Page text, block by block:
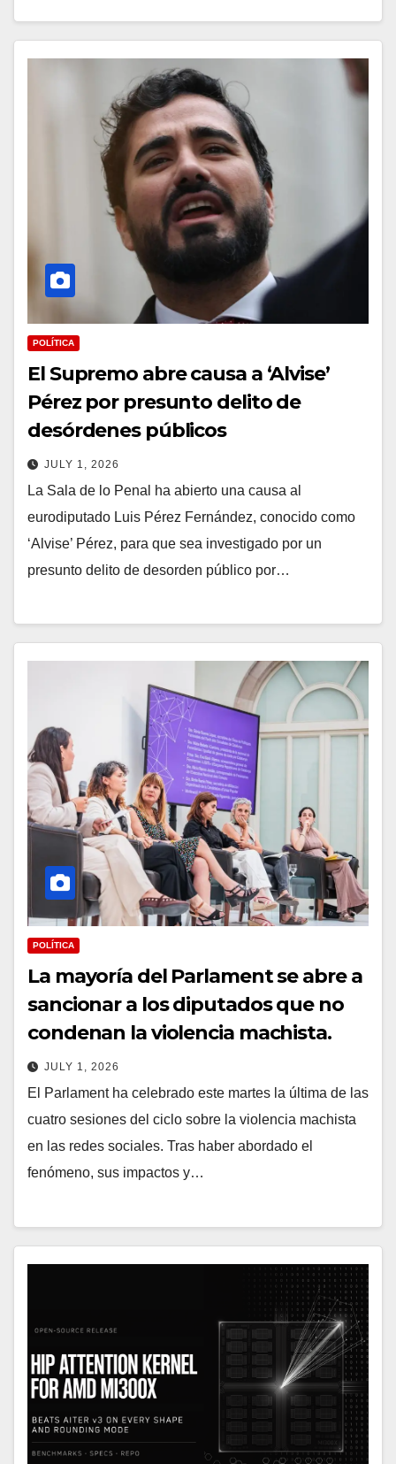
POLÍTICA
El Supremo abre causa a ‘Alvise’
Pérez por presunto delito de
desórdenes públicos
JULY 1, 2026
La Sala de lo Penal ha abierto una causa al
eurodiputado Luis Pérez Fernández, conocido como
‘Alvise’ Pérez, para que sea investigado por un
presunto delito de desorden público por…
POLÍTICA
La mayoría del Parlament se abre a
sancionar a los diputados que no
condenan la violencia machista.
JULY 1, 2026
El Parlament ha celebrado este martes la última de las
cuatro sesiones del ciclo sobre la violencia machista
en las redes sociales. Tras haber abordado el
fenómeno, sus impactos y…